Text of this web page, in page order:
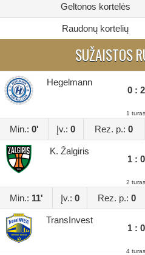
Geltonos kortelės
Raudonų kortelių
SUŽAISTOS
Hegelmann
0 : 2
1 turas
Min.: 0' Įv.: 0 Rez. p.: 0
K. Žalgiris
1 : 0
2 turas
Min.: 11' Įv.: 0 Rez. p.: 0
TransInvest
1 : 0
4 turas